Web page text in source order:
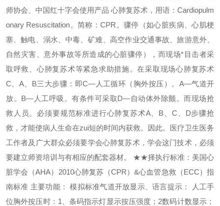
师协会、中国红十字会使用产品 心肺复苏术，用语：Cardiopulm
onary Resuscitation。简称：CPR。骤停（如心脏疾病、心肌梗
塞、触电、溺水、中毒、矿难、高空作业交通事故、旅游意外、
自然灾害、意外事故等所造成的心脏骤停），而现场*目击者采
取呼救、心肺复苏术等紧急求助措施。在采取现场心肺复苏术
C、A、B三大步骤：即C—人工循环（胸外按压）。A—气道开
放。B—人工呼吸。有条件可采取D—自动体外除颤。而现场抢
救人员。必须要规范标准进行心肺复苏术A、B、C、D步骤抢
救，才能使病人生命在zui短的时间内获救。因此。医疗卫生医务
工作者及广大群众必须要学会心肺复苏术，学会这门技术，必须
要建立师资培训与有相应的配套器材。 ★★择执行标准：美国心
脏学会（AHA）2010心肺复苏（CPR）&心血管急救（ECC）指
南标准 主要功能： 模拟标准气道开放显示、语言提示： 人工手
位胸外按压时：1、条码指示灯显示按压强度；2数码计数显示；